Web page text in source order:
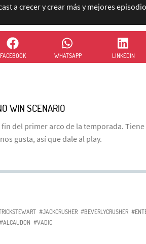
a crecer y crear más y mejores
FACEBOOK WHATSAPP LINKEDIN
WIN SCENARIO
fin del primer arco de la temporada.
gusta, así que dale al play.
#JACKCRUSHER #BEVERLYCRUSHER
#ALCAUDON #VADIC